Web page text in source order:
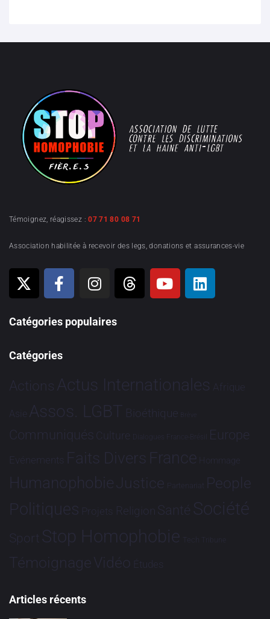
Témoignez, réagissez :07 71 80 08 71
Association habilitée à recevoir des legs, donations et assurances-vie
Catégories populaires
Catégories
Actions Actus Internationales Afrique
Asie Assos. LGBT Bioéthique Brève
Communiqués Culture Dialogues France-Brésil Europe
Evénements Faits Divers France Hommage
HumanophobieJustice Partenariat People
Politiques Projets Religion Santé Société
Sport Stop Homophobie Tech Tribune
TémoignageVidéo Études
Articles récents